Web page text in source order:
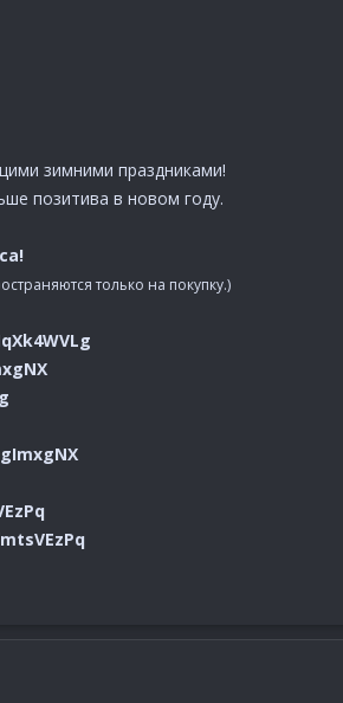
зимними праздниками!
позитива в новом году.
только на покупку.)